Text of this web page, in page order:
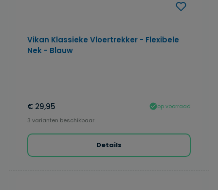
Vikan Klassieke Vloertrekker - Flexibele
Nek - Blauw
€ 29,95
op voorraad
3 varianten beschikbaar
Details